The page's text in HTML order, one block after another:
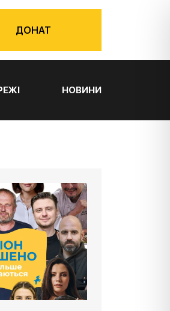
ДОНАТ
НОВИНИ